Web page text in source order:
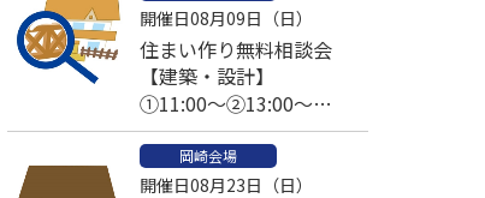
開催日08月09日（日）
住まい作り無料相談会
【建築・設計】
①11:00～②13:00～
③14:00～④15:00～
岡崎会場
開催日08月23日（日）